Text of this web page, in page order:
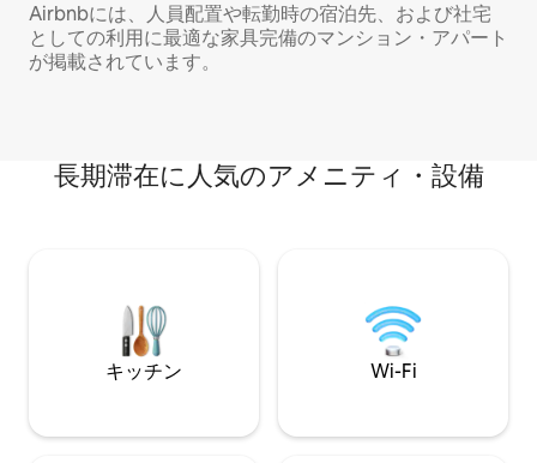
Airbnbには、人員配置や転勤時の宿泊先、および社宅
としての利用に最適な家具完備のマンション・アパート
が掲載されています。
長期滞在に人気のアメニティ・設備
キッチン Wi-Fi